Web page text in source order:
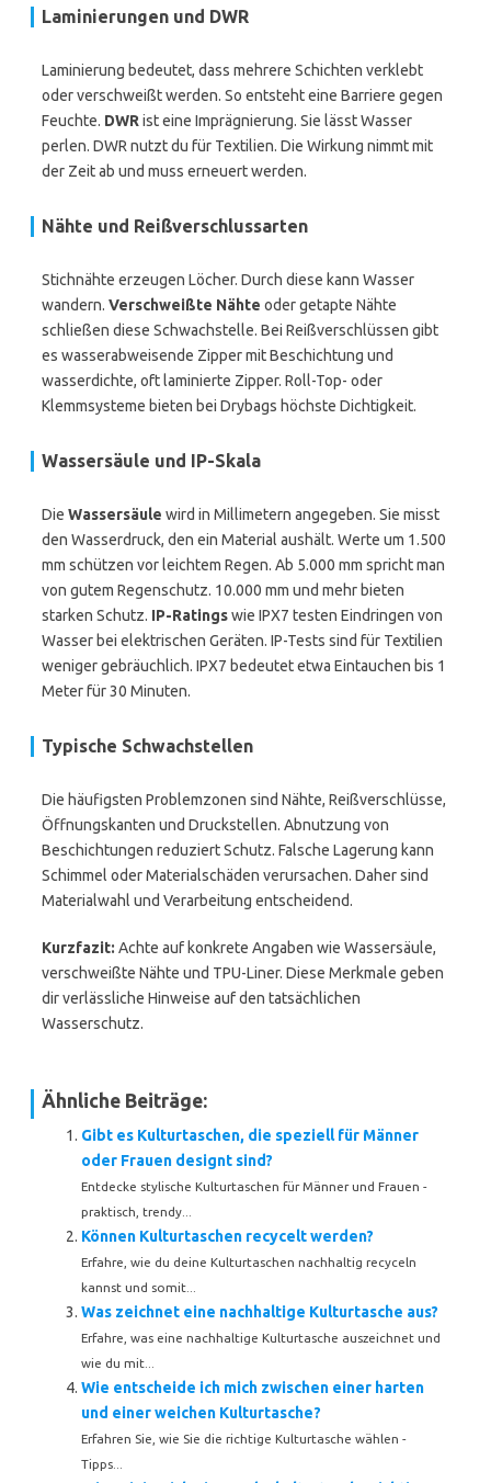
Laminierungen und DWR
Laminierung bedeutet, dass mehrere Schichten verklebt
oder verschweißt werden. So entsteht eine Barriere gegen
Feuchte. DWR ist eine Imprägnierung. Sie lässt Wasser
perlen. DWR nutzt du für Textilien. Die Wirkung nimmt mit
der Zeit ab und muss erneuert werden.
Nähte und Reißverschlussarten
Stichnähte erzeugen Löcher. Durch diese kann Wasser
wandern. Verschweißte Nähte oder getapte Nähte
schließen diese Schwachstelle. Bei Reißverschlüssen gibt
es wasserabweisende Zipper mit Beschichtung und
wasserdichte, oft laminierte Zipper. Roll-Top- oder
Klemmsysteme bieten bei Drybags höchste Dichtigkeit.
Wassersäule und IP-Skala
Die Wassersäule wird in Millimetern angegeben. Sie misst
den Wasserdruck, den ein Material aushält. Werte um 1.500
mm schützen vor leichtem Regen. Ab 5.000 mm spricht man
von gutem Regenschutz. 10.000 mm und mehr bieten
starken Schutz. IP-Ratingswie IPX7 testen Eindringen von
Wasser bei elektrischen Geräten. IP-Tests sind für Textilien
weniger gebräuchlich. IPX7 bedeutet etwa Eintauchen bis 1
Meter für 30 Minuten.
Typische Schwachstellen
Die häufigsten Problemzonen sind Nähte, Reißverschlüsse,
Öffnungskanten und Druckstellen. Abnutzung von
Beschichtungen reduziert Schutz. Falsche Lagerung kann
Schimmel oder Materialschäden verursachen. Daher sind
Materialwahl und Verarbeitung entscheidend.
Kurzfazit: Achte auf konkrete Angaben wie Wassersäule,
verschweißte Nähte und TPU-Liner. Diese Merkmale geben
dir verlässliche Hinweise auf den tatsächlichen
Wasserschutz.
Ähnliche Beiträge:
Gibt es Kulturtaschen, die speziell für Männer
oder Frauen designt sind?
Entdecke stylische Kulturtaschen für Männer und Frauen -
praktisch, trendy...
Können Kulturtaschen recycelt werden?
Erfahre, wie du deine Kulturtaschen nachhaltig recyceln
kannst und somit...
Was zeichnet eine nachhaltige Kulturtasche aus?
Erfahre, was eine nachhaltige Kulturtasche auszeichnet und
wie du mit...
Wie entscheide ich mich zwischen einer harten
und einer weichen Kulturtasche?
Erfahren Sie, wie Sie die richtige Kulturtasche wählen -
Tipps...